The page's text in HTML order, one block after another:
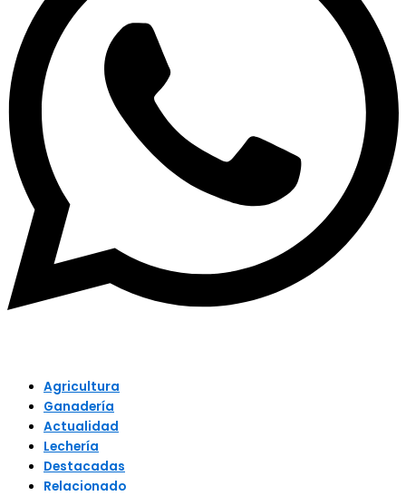
Agricultura
Ganadería
Actualidad
Lechería
Destacadas
Relacionado